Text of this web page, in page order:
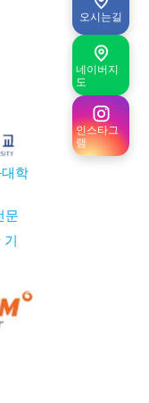
오시는길
네이버지
도
인스타그
램